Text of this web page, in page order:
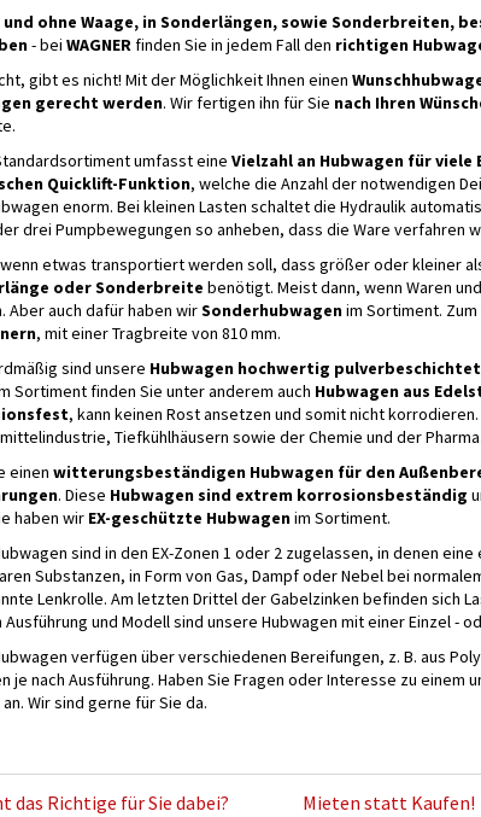
ohne Waage, in Sonderlängen, sowie Sonderbreiten,
- bei WAGNERfinden Sie in jedem Fall den richtigen
gibt es nicht! Mit der Möglichkeit Ihnen einen
gerecht werden. Wir fertigen ihn für Sie nach Ihren
umfasst eine Vielzahl an Hubwagen für viele
Quicklift-Funktion, welche die Anzahl der notwendigen
enorm. Bei kleinen Lasten schaltet die Hydraulik
drei Pumpbewegungen so anheben, dass die Ware verfahren
etwas transportiert werden soll, dass größer oder kleiner
oder Sonderbreite benötigt. Meist dann, wenn Waren
Aber auch dafür haben wirSonderhubwagenim Sortiment.
, mit einer Tragbreite von 810 mm.
sind unsere Hubwagen hochwertig pulverbeschichtet
Sortiment finden Sie unter anderem auch Hubwagen aus
, kann keinen Rost ansetzen und somit nicht korrodieren.
Tiefkühlhäusern sowie der Chemie und der
einen witterungsbeständigen Hubwagen für den
. Diese Hubwagen sind extrem korrosionsbeständig
haben wir EX-geschützte Hubwagenim Sortiment.
sind in den EX-Zonen 1 oder 2 zugelassen, in denen
Substanzen, in Form von Gas, Dampf oder Nebel bei
Lenkrolle. Am letzten Drittel der Gabelzinken befinden sich
Ausführung und Modell sind unsere Hubwagen mit einer Einzel -
verfügen über verschiedenen Bereifungen, z. B. aus
je nach Ausführung. Haben Sie Fragen oder Interesse zu einem
Wir sind gerne für Sie da.
das Richtige für Sie dabei? Mieten statt Kaufen!